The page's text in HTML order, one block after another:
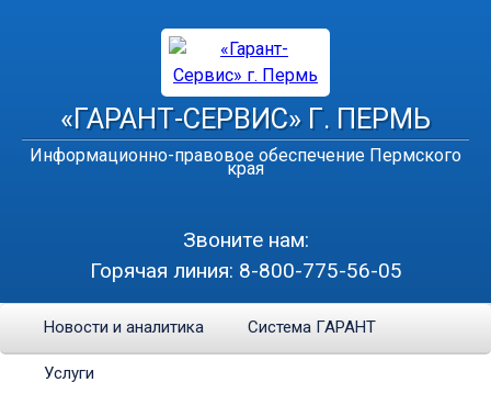
«ГАРАНТ-СЕРВИС» Г. ПЕРМЬ
Информационно-правовое обеспечение Пермского
края
Звоните нам:
Горячая линия: 8-800-775-56-05
Новости и аналитика Система ГАРАНТ
Услуги